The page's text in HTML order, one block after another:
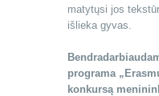
matytųsi jos
išlieka gyvas.
programa
konkursą